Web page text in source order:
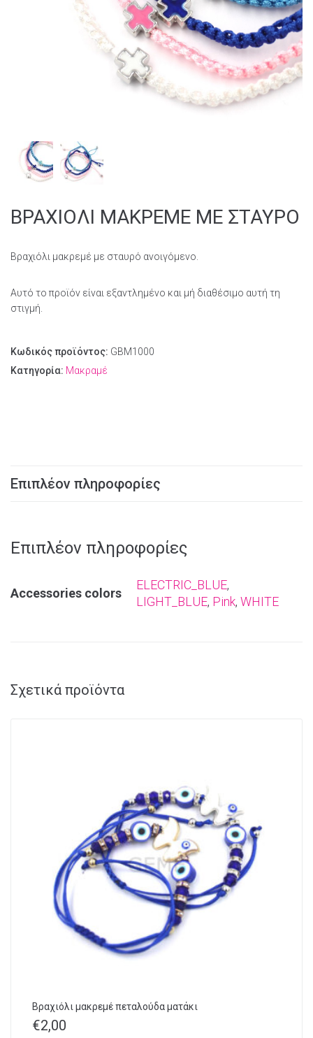
ΒΡΑΧΙΟΛΙ ΜΑΚΡΕΜΕ ΜΕ ΣΤΑΥΡΟ
Βραχιόλι μακρεμέ με σταυρό ανοιγόμενο.
Αυτό το προϊόν είναι εξαντλημένο και μή διαθέσιμο αυτή τη
στιγμή.
Κωδικός προϊόντος: GBM1000
Κατηγορία: Μακραμέ
Επιπλέον πληροφορίες
Επιπλέον πληροφορίες
Αccessories colors
ELECTRIC_BLUE,
LIGHT_BLUE, Pink, WHITE
Σχετικά προϊόντα
Βραχιόλι μακρεμέ πεταλούδα ματάκι
€2,00